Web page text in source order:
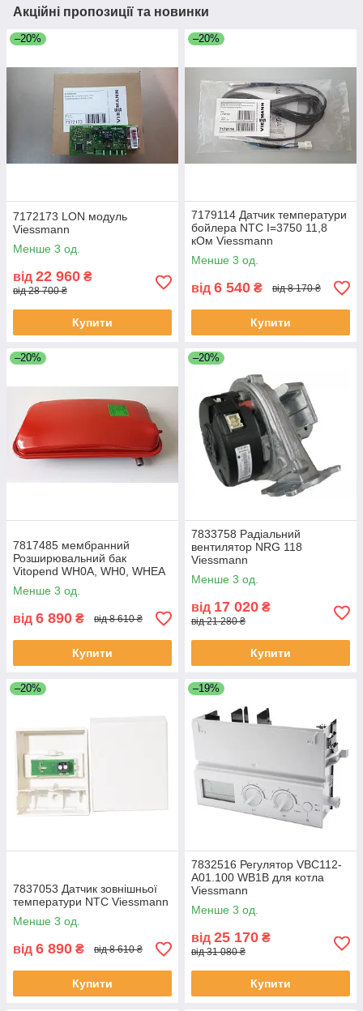
Акційні пропозиції та новинки
–20%
7172173 LON модуль
Viessmann
Менше 3 од.
від 22 960 ₴
від 28 700 ₴
Купити
–20%
7179114 Датчик температури
бойлера NTC I=3750 11,8
кОм Viessmann
Менше 3 од.
від 6 540 ₴ від 8 170 ₴
Купити
–20%
7817485 мембранний
Розширювальний бак
Vitopend WH0A, WH0, WHEA
Viessmann
Менше 3 од.
від 6 890 ₴ від 8 610 ₴
Купити
–20%
7833758 Радіальний
вентилятор NRG 118
Viessmann
Менше 3 од.
від 17 020 ₴
від 21 280 ₴
Купити
–20%
7837053 Датчик зовнішньої
температури NTC Viessmann
Менше 3 од.
від 6 890 ₴ від 8 610 ₴
Купити
–19%
7832516 Регулятор VBC112-
A01.100 WB1B для котла
Viessmann
Менше 3 од.
від 25 170 ₴
від 31 080 ₴
Купити